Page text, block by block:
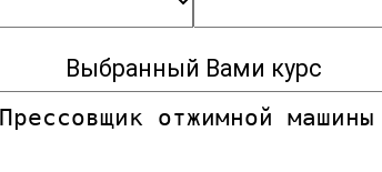
Выбранный Вами курс